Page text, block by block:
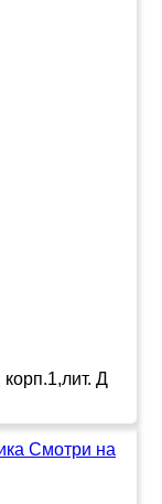
корп.1,лит. Д
Смотри на